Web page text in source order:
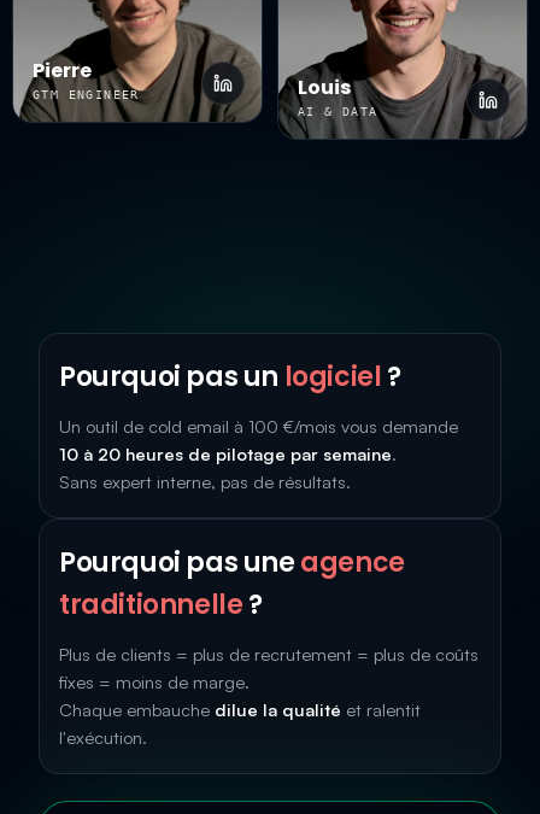
Pierre
GTM ENGINEER Louis
AI & DATA
Pourquoi pas un logiciel?
Un outil de cold email à 100 €/mois vous demande
10 à 20 heures de pilotage par semaine.
Sans expert interne, pas de résultats.
Pourquoi pas uneagence
traditionnelle?
Plus de clients = plus de recrutement = plus de coûts
fixes = moins de marge.
Chaque embauche dilue la qualité et ralentit
l'exécution.